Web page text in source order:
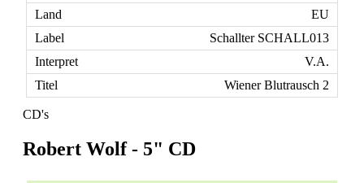
EU
Schallter SCHALL013
V.A.
Wiener Blutrausch 2
CD's
Robert Wolf - 5" CD